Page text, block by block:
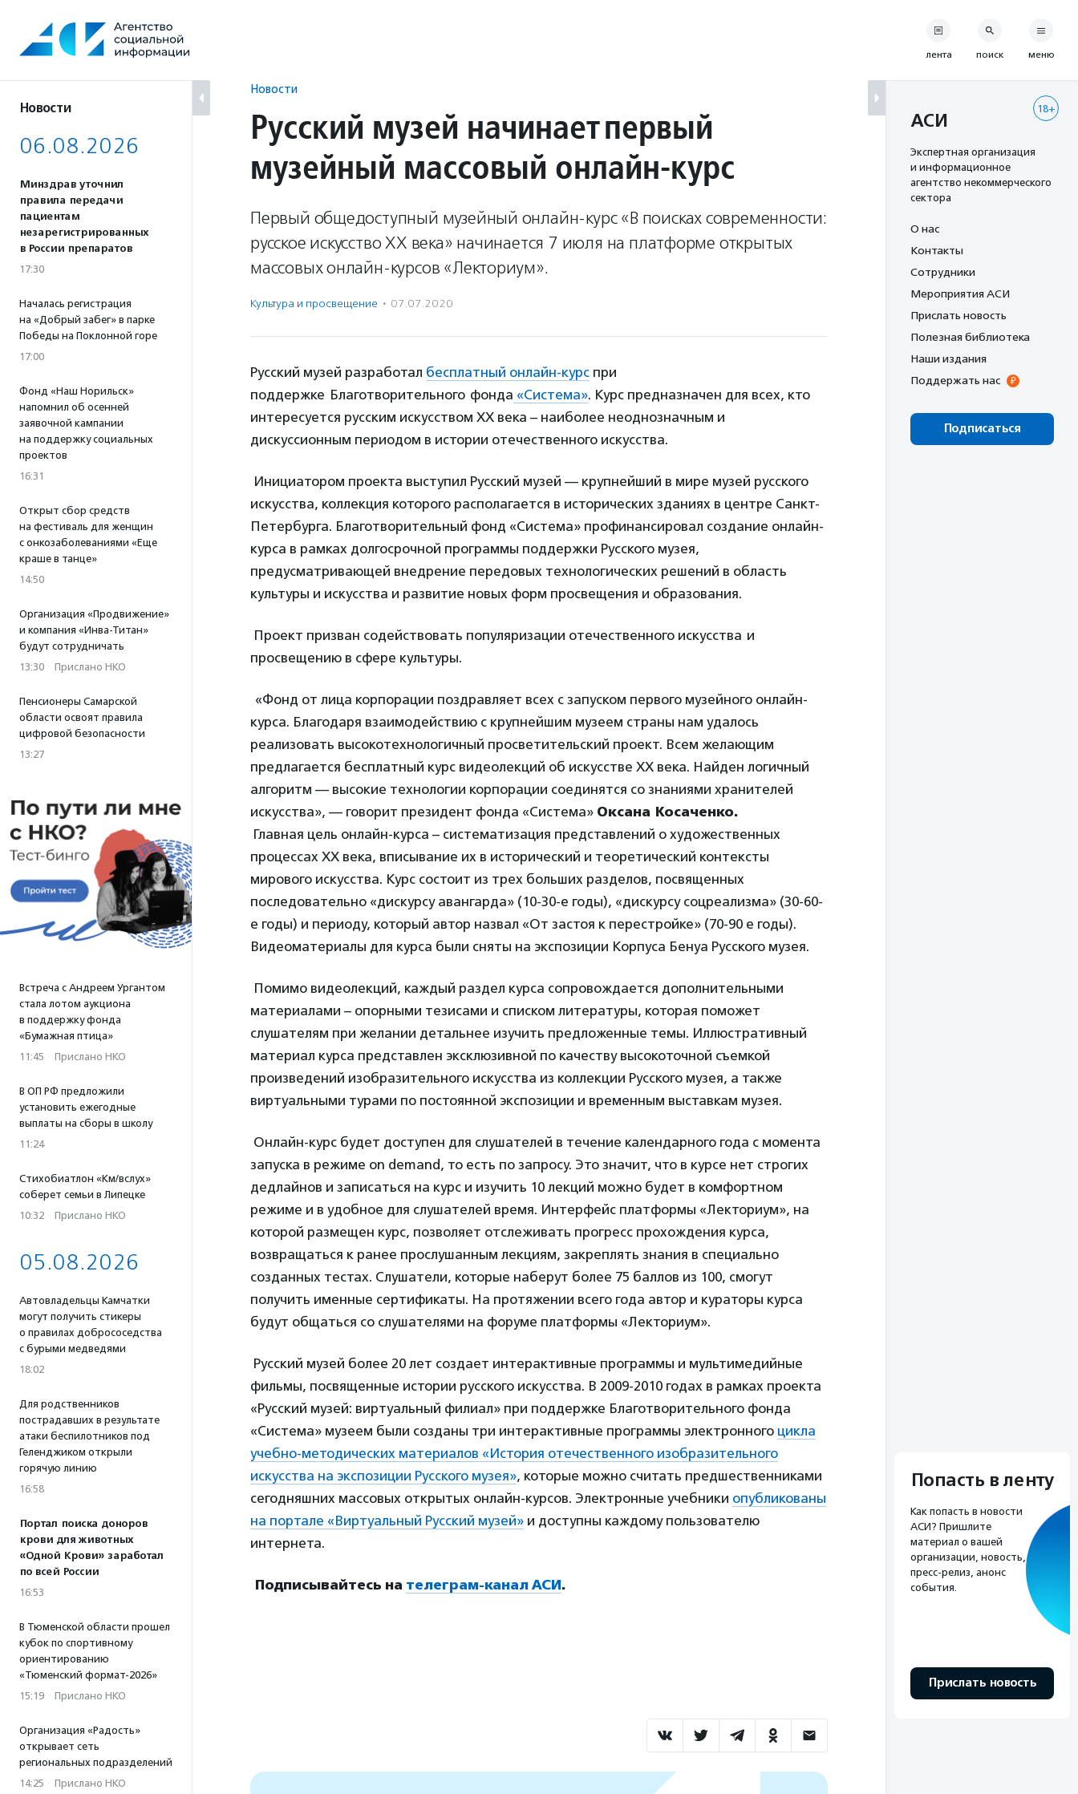
содержанию
Новости
06.08.2026
Минздрав уточнил
правила передачи
пациентам
незарегистрированных
в России препаратов
17:30
Началась регистрация
на «Добрый забег» в парке
Победы на Поклонной горе
17:00
Фонд «Наш Норильск»
напомнил об осенней
заявочной кампании
на поддержку социальных
проектов
16:31
Открыт сбор средств
на фестиваль для женщин
с онкозаболеваниями «Еще
краше в танце»
14:50
Организация «Продвижение»
и компания «Инва-Титан»
будут сотрудничать
13:30 · Прислано НКО
Пенсионеры Самарской
области освоят правила
цифровой безопасности
13:27
Встреча с Андреем Ургантом
стала лотом аукциона
в поддержку фонда
«Бумажная птица»
11:45 · Прислано НКО
В ОП РФ предложили
установить ежегодные
выплаты на сборы в школу
11:24
Стихобиатлон «Км/вслух»
соберет семьи в Липецке
10:32 · Прислано НКО
05.08.2026
Автовладельцы Камчатки
могут получить стикеры
о правилах добрососедства
с бурыми медведями
18:02
Для родственников
пострадавших в результате
атаки беспилотников под
Геленджиком открыли
горячую линию
16:58
Портал поиска доноров
крови для животных
«Одной Крови» заработал
по всей России
16:53
В Тюменской области прошел
кубок по спортивному
ориентированию
«Тюменский формат-2026»
15:19 · Прислано НКО
Организация «Радость»
открывает сеть
региональных подразделений
14:25 · Прислано НКО
Новости
Русский музей начинает первый
музейный массовый онлайн-курс
Первый общедоступный музейный онлайн-курс «В поисках современности:
русское искусство XX века» начинается 7 июля на платформе открытых
массовых онлайн-курсов «Лекториум».
Культура и просвещение · 07.07.2020
Русский музей разработал бесплатный онлайн-курс при
поддержке Благотворительного фонда «Система». Курс предназначен для всех, кто
интересуется русским искусством XX века – наиболее неоднозначным и
дискуссионным периодом в истории отечественного искусства.
Инициатором проекта выступил Русский музей — крупнейший в мире музей русского
искусства, коллекция которого располагается в исторических зданиях в центре Санкт-
Петербурга. Благотворительный фонд «Система» профинансировал создание онлайн-
курса в рамках долгосрочной программы поддержки Русского музея,
предусматривающей внедрение передовых технологических решений в область
культуры и искусства и развитие новых форм просвещения и образования.
Проект призван содействовать популяризации отечественного искусства и
просвещению в сфере культуры.
«Фонд от лица корпорации поздравляет всех с запуском первого музейного онлайн-
курса. Благодаря взаимодействию с крупнейшим музеем страны нам удалось
реализовать высокотехнологичный просветительский проект. Всем желающим
предлагается бесплатный курс видеолекций об искусстве ХХ века. Найден логичный
алгоритм — высокие технологии корпорации соединятся со знаниями хранителей
искусства», — говорит президент фонда «Система» Оксана Косаченко.
Главная цель онлайн-курса – систематизация представлений о художественных
процессах XX века, вписывание их в исторический и теоретический контексты
мирового искусства. Курс состоит из трех больших разделов, посвященных
последовательно «дискурсу авангарда» (10-30-е годы), «дискурсу соцреализма» (30-60-
е годы) и периоду, который автор назвал «От застоя к перестройке» (70-90 е годы).
Видеоматериалы для курса были сняты на экспозиции Корпуса Бенуа Русского музея.
Помимо видеолекций, каждый раздел курса сопровождается дополнительными
материалами – опорными тезисами и списком литературы, которая поможет
слушателям при желании детальнее изучить предложенные темы. Иллюстративный
материал курса представлен эксклюзивной по качеству высокоточной съемкой
произведений изобразительного искусства из коллекции Русского музея, а также
виртуальными турами по постоянной экспозиции и временным выставкам музея.
Онлайн-курс будет доступен для слушателей в течение календарного года с момента
запуска в режиме on demand, то есть по запросу. Это значит, что в курсе нет строгих
дедлайнов и записаться на курс и изучить 10 лекций можно будет в комфортном
режиме и в удобное для слушателей время. Интерфейс платформы «Лекториум», на
которой размещен курс, позволяет отслеживать прогресс прохождения курса,
возвращаться к ранее прослушанным лекциям, закреплять знания в специально
созданных тестах. Слушатели, которые наберут более 75 баллов из 100, смогут
получить именные сертификаты. На протяжении всего года автор и кураторы курса
будут общаться со слушателями на форуме платформы «Лекториум».
Русский музей более 20 лет создает интерактивные программы и мультимедийные
фильмы, посвященные истории русского искусства. В 2009-2010 годах в рамках проекта
«Русский музей: виртуальный филиал» при поддержке Благотворительного фонда
«Система» музеем были созданы три интерактивные программы электронного цикла
учебно-методических материалов «История отечественного изобразительного
искусства на экспозиции Русского музея», которые можно считать предшественниками
сегодняшних массовых открытых онлайн-курсов. Электронные учебники опубликованы
на портале «Виртуальный Русский музей» и доступны каждому пользователю
интернета.
Подписывайтесь на телеграм-канал АСИ.
лента поиск меню
18+
АСИ
Экспертная организация
и информационное
агентство некоммерческого
сектора
О нас
Контакты
Сотрудники
Мероприятия АСИ
Прислать новость
Полезная библиотека
Наши издания
Поддержать нас
Подписаться
Попасть в ленту
Как попасть в новости
АСИ? Пришлите
материал о вашей
организации, новость,
пресс-релиз, анонс
события.
Прислать новость